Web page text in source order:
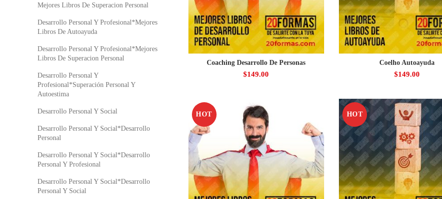
Coaching Desarrollo De Personas
$149.00
Coelho Autoayuda
$149.00
HOT HOT
Mejores Libros De Superacion Personal
Desarrollo Personal Y Profesional*Mejores
Libros De Autoayuda
Desarrollo Personal Y Profesional*Mejores
Libros De Superacion Personal
Desarrollo Personal Y
Profesional*Superación Personal Y
Autoestima
Desarrollo Personal Y Social
Desarrollo Personal Y Social*Desarrollo
Personal
Desarrollo Personal Y Social*Desarrollo
Personal Y Profesional
Desarrollo Personal Y Social*Desarrollo
Personal Y Social